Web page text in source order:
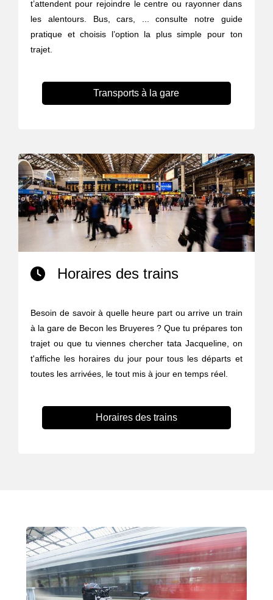
t’attendent pour rejoindre le centre ou rayonner dans
les alentours. Bus, cars, ... consulte notre guide
pratique et choisis l’option la plus simple pour ton
trajet.
Transports à la gare
Horaires des trains
Besoin de savoir à quelle heure part ou arrive un train
à la gare de Becon les Bruyeres ? Que tu prépares ton
trajet ou que tu viennes chercher tata Jacqueline, on
t'affiche les horaires du jour pour tous les départs et
toutes les arrivées, le tout mis à jour en temps réel.
Horaires des trains